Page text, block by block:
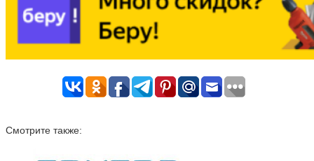
Смотрите также: